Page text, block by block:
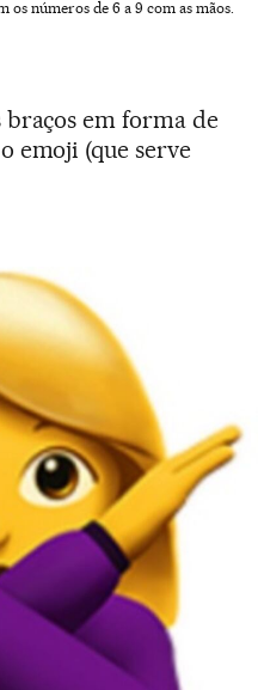
os números de 6 a 9 com as mãos.
em forma de
emoji (que serve